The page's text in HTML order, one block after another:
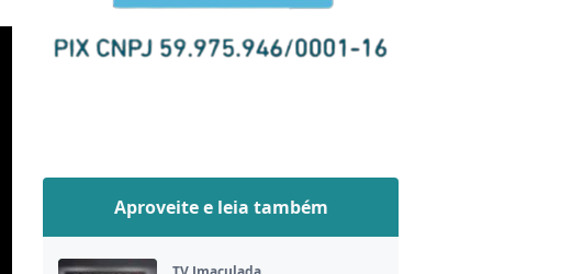
Aproveite e leia também